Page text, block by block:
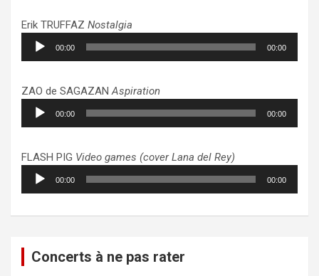
Erik TRUFFAZ Nostalgia
Lecteur
audio
00:00 00:00
ZAO de SAGAZANAspiration
Lecteur
audio
00:00 00:00
FLASH PIG Video games (cover Lana del Rey)
Lecteur
audio
00:00 00:00
Concerts à ne pas rater